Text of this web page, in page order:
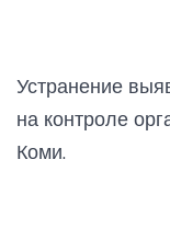
Устранение
на контроле
Коми.